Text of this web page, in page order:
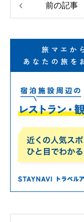
前の記事